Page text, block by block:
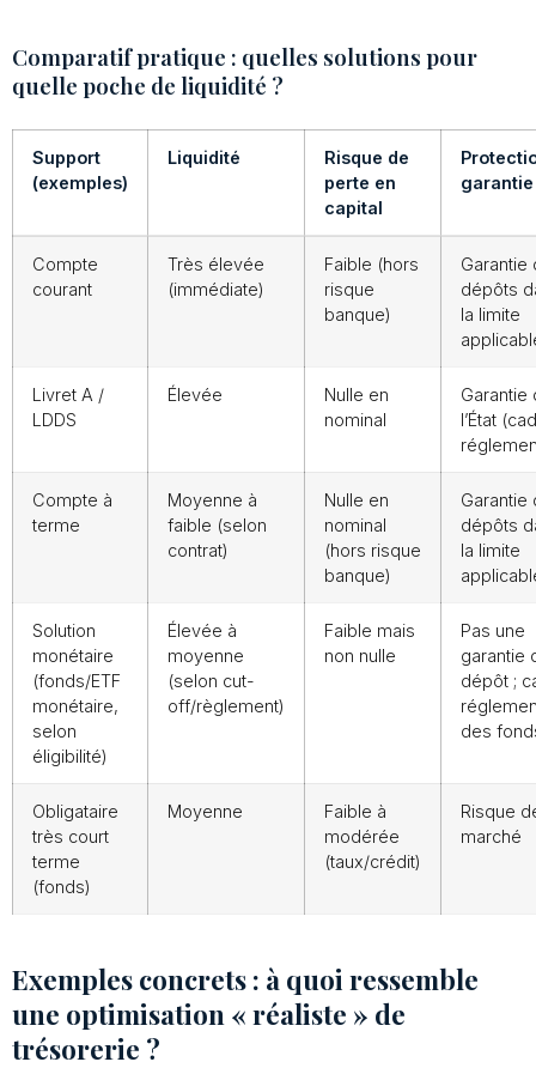
Comparatif pratique : quelles solutions pour
quelle poche de liquidité ?
Support
(exemples)
Liquidité
Risque de
perte en
capital
garantie
Compte
courant
Très élevée
(immédiate)
Faible (hors
risque
banque)
Garantie
dépôts
la limite
Livret A /
LDDS
Élevée
Nulle en
nominal
Garantie
l’État
Compte à
terme
Moyenne à
faible (selon
contrat)
Nulle en
nominal
(hors risque
banque)
Garantie
dépôts
la limite
Solution
monétaire
(fonds/ETF
monétaire,
selon
éligibilité)
Élevée à
moyenne
(selon cut-
off/règlement)
Faible mais
non nulle
Pas une
garantie
dépôt ;
des
Obligataire
très court
terme
(fonds)
Moyenne
Faible à
modérée
(taux/crédit)
Risque
marché
Exemples concrets : à quoi ressemble
une optimisation « réaliste » de
trésorerie ?